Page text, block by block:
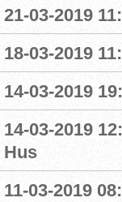
21-03-2019
18-03-2019
14-03-2019
14-03-2019
Hus
11-03-2019